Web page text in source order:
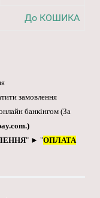
До КОШИКА
замовлення
банкінгом (За
.)
" ► "ОПЛАТА